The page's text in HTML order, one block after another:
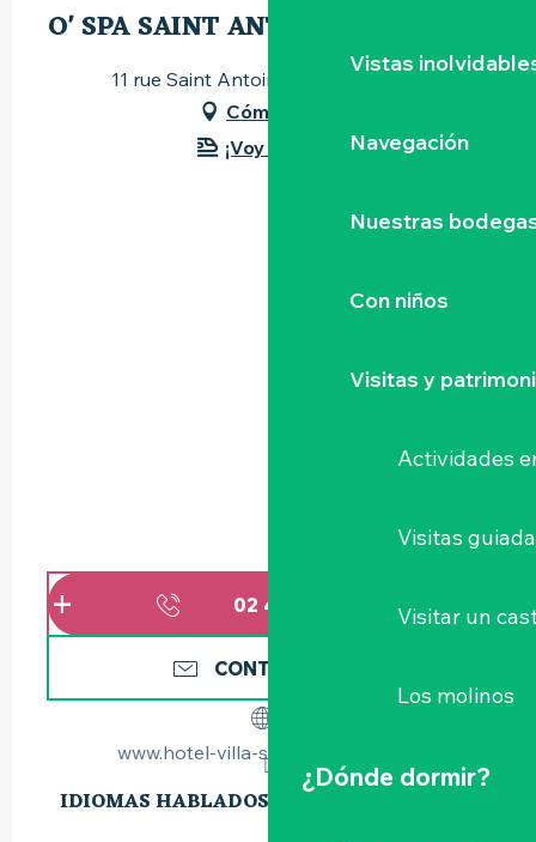
Vistas
Navegación
Nuestras
Con niños
Visitas y
Actividades
Visitas
Visitar un
Los molinos
¿Dónde dormir?
O' SPA SAINT ANTOINE
11 rue Saint Antoine, 44190 Clisson
Cómo llegar
¡Voy en tren!
02 40 03 61
CONTÁCTENOS
www.hotel-villa-saint-antoine.com
IDIOMAS HABLADOS
IDIOMAS HABLADOS